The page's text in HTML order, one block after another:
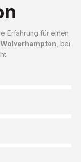
Erfahrung für einen
, bei